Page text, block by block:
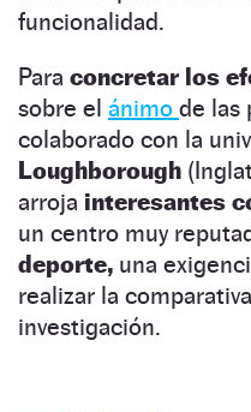
funcionalidad.
Para concretar los
sobre el ánimo de las
colaborado con la
Loughborough
arroja interesantes
un centro muy
deporte, una
realizar la
investigación.